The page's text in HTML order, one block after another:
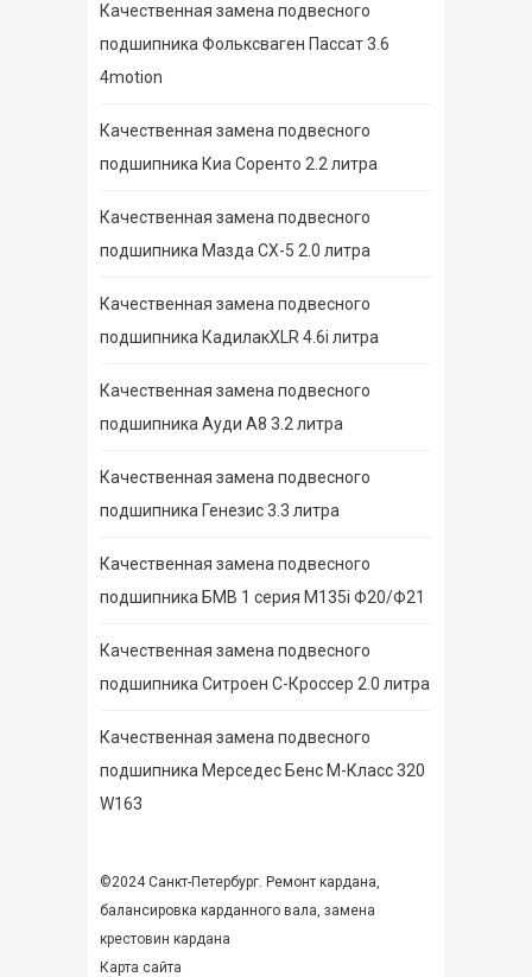
Качественная замена подвесного
подшипника Фольксваген Пассат 3.6
4motion
Качественная замена подвесного
подшипника Киа Соренто 2.2 литра
Качественная замена подвесного
подшипника Мазда СХ-5 2.0 литра
Качественная замена подвесного
подшипника КадилакXLR 4.6i литра
Качественная замена подвесного
подшипника Ауди А8 3.2 литра
Качественная замена подвесного
подшипника Генезис 3.3 литра
Качественная замена подвесного
подшипника БМВ 1 серия M135i Ф20/Ф21
Качественная замена подвесного
подшипника Ситроен С-Кроссер 2.0 литра
Качественная замена подвесного
подшипника Мерседес Бенс М-Класс 320
W163
©2024 Санкт-Петербург. Ремонт кардана,
балансировка карданного вала, замена
крестовин кардана
Карта сайта